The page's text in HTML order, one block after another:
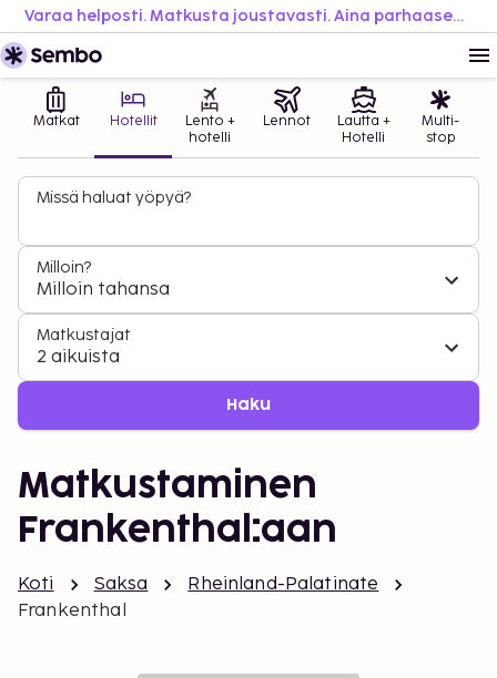
Varaa helposti. Matkusta joustavasti. Aina parhaaseen hintaan.
Matkat Hotellit
Lento +
hotelli
Lennot
Lautta +
Hotelli
Multi-
stop
Missä haluat yöpyä?
Milloin?
Milloin tahansa
Matkustajat
2 aikuista
Haku
Matkustaminen
Frankenthal:aan
Koti Saksa
Rheinland-Palatinate
Frankenthal